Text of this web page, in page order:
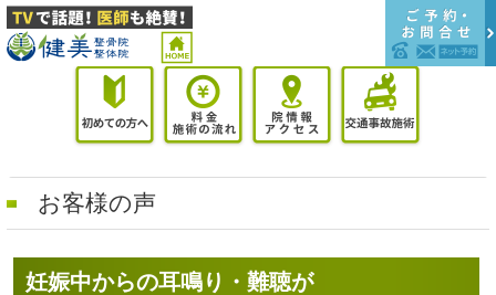
お客様の声
妊娠中からの耳鳴り・難聴が